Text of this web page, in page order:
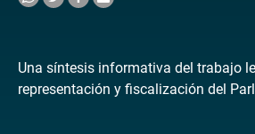
Una síntesis informativa del trabajo
representación y fiscalización del